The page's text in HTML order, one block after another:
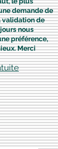
demande de
de
nous
préférence,
Merci